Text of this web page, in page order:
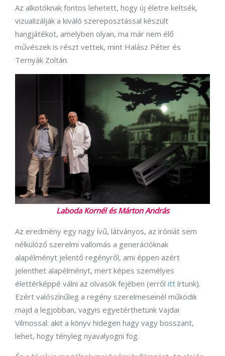
Az alkotóknak fontos lehetett, hogy új életre keltsék,
vizualizálják a kiváló szereposztással készült
hangjátékot, amelyben olyan, ma már nem élő
művészek is részt vettek, mint Halász Péter és
Ternyák Zoltán.
Laboda Kornél és Márton András
Az eredmény egy nagy ívű, látványos, az iróniát sem
nélkülöző szerelmi vallomás a generációknak
alapélményt jelentő regényről, ami éppen azért
jelenthet alapélményt, mert képes személyes
élettérképpé válni az olvasók fejében (erről itt írtunk).
Ezért valószínűleg a regény szerelmeseinél működik
majd a legjobban, vagyis egyetérthetünk Vajdai
Vilmossal: akit a könyv hidegen hagy vagy bosszant,
lehet, hogy tényleg nyavalyogni fog.